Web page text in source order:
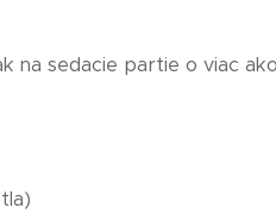
na sedacie partie o viac